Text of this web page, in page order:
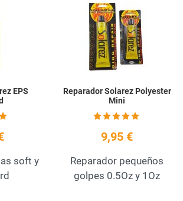
Add to Wishlist
Quick View
EPS
soft y
Reparador Solarez Polyester
Mini
9,95 €
Reparador pequeños
golpes 0.5Oz y 1Oz